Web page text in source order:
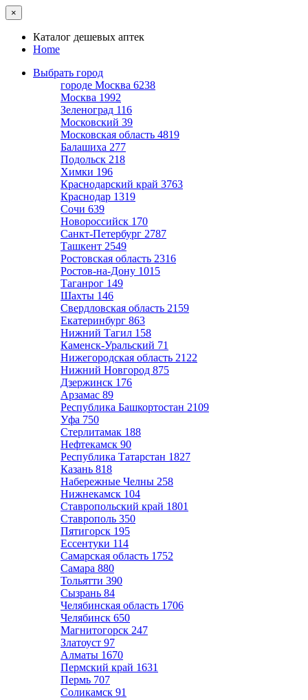
×
Каталог дешевых аптек
Home
Выбрать город
городе Москва 6238
Москва 1992
Зеленоград 116
Московский 39
Московская область 4819
Балашиха 277
Подольск 218
Химки 196
Краснодарский край 3763
Краснодар 1319
Сочи 639
Новороссийск 170
Санкт-Петербург 2787
Ташкент 2549
Ростовская область 2316
Ростов-на-Дону 1015
Таганрог 149
Шахты 146
Свердловская область 2159
Екатеринбург 863
Нижний Тагил 158
Каменск-Уральский 71
Нижегородская область 2122
Нижний Новгород 875
Дзержинск 176
Арзамас 89
Республика Башкортостан 2109
Уфа 750
Стерлитамак 188
Нефтекамск 90
Республика Татарстан 1827
Казань 818
Набережные Челны 258
Нижнекамск 104
Ставропольский край 1801
Ставрополь 350
Пятигорск 195
Ессентуки 114
Самарская область 1752
Самара 880
Тольятти 390
Сызрань 84
Челябинская область 1706
Челябинск 650
Магнитогорск 247
Златоуст 97
Алматы 1670
Пермский край 1631
Пермь 707
Соликамск 91